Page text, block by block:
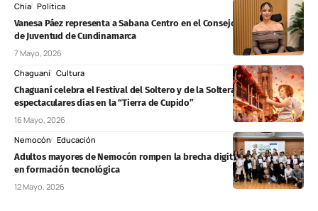
Chía Política
Vanesa Páez representa a Sabana Centro en el Consejo Departamental
de Juventud de Cundinamarca
7 Mayo, 2026
Chaguaní Cultura
Chaguaní celebra el Festival del Soltero y de la Soltera: tres
espectaculares días en la “Tierra de Cupido”
16 Mayo, 2026
Nemocón Educación
Adultos mayores de Nemocón rompen la brecha digital tras graduarse
en formación tecnológica
12 Mayo, 2026